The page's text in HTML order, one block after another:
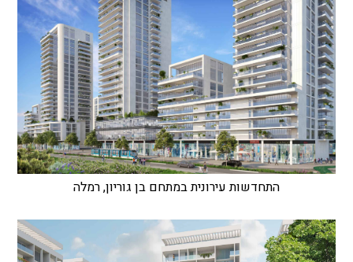
התחדשות עירונית במתחם בן גוריון, רמלה